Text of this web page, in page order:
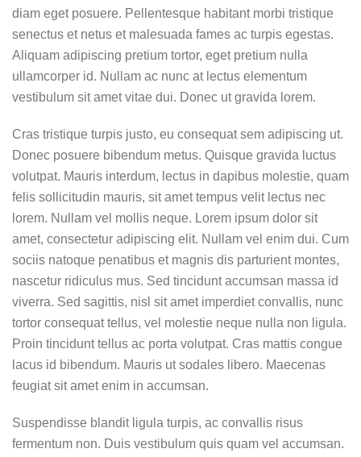
diam eget posuere. Pellentesque habitant morbi tristique
senectus et netus et malesuada fames ac turpis egestas.
Aliquam adipiscing pretium tortor, eget pretium nulla
ullamcorper id. Nullam ac nunc at lectus elementum
vestibulum sit amet vitae dui. Donec ut gravida lorem.
Cras tristique turpis justo, eu consequat sem adipiscing ut.
Donec posuere bibendum metus. Quisque gravida luctus
volutpat. Mauris interdum, lectus in dapibus molestie, quam
felis sollicitudin mauris, sit amet tempus velit lectus nec
lorem. Nullam vel mollis neque. Lorem ipsum dolor sit
amet, consectetur adipiscing elit. Nullam vel enim dui. Cum
sociis natoque penatibus et magnis dis parturient montes,
nascetur ridiculus mus. Sed tincidunt accumsan massa id
viverra. Sed sagittis, nisl sit amet imperdiet convallis, nunc
tortor consequat tellus, vel molestie neque nulla non ligula.
Proin tincidunt tellus ac porta volutpat. Cras mattis congue
lacus id bibendum. Mauris ut sodales libero. Maecenas
feugiat sit amet enim in accumsan.
Suspendisse blandit ligula turpis, ac convallis risus
fermentum non. Duis vestibulum quis quam vel accumsan.